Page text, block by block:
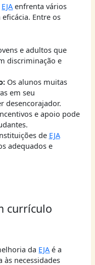
EJA enfrenta vários
Entre os
e adultos que
discriminação e
Os alunos muitas
em seu
desencorajador.
e apoio pode
de EJA
adequados e
currículo
da EJA é a
necessidades